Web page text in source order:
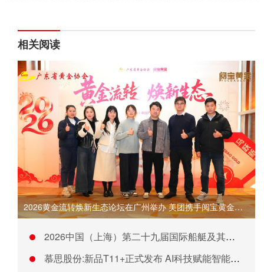
相关阅读
2026黄金流转焕新生态论坛在广州举办 美团携手阅宝黄金发布
2026中国（上海）第二十九届国际船艇及其技术设备展览会暨上
慕思股份:新品T11+正式发布 AI科技赋能智能睡眠新体验